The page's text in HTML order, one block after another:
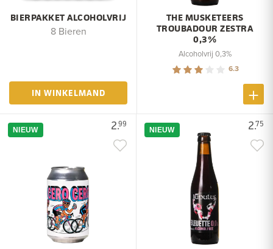
BIERPAKKET ALCOHOLVRIJ
8 Bieren
IN WINKELMAND
THE MUSKETEERS
TROUBADOUR ZESTRA
0,3%
Alcoholvrij 0,3%
6.3
2.99
NIEUW 2.75
NIEUW